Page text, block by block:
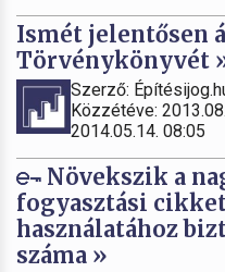
Ismét jelentősen
Törvénykönyvét
Szerző:
Közzétéve:
2014.05.14. 08:05
Növekszik a
fogyasztási
használatához
száma »